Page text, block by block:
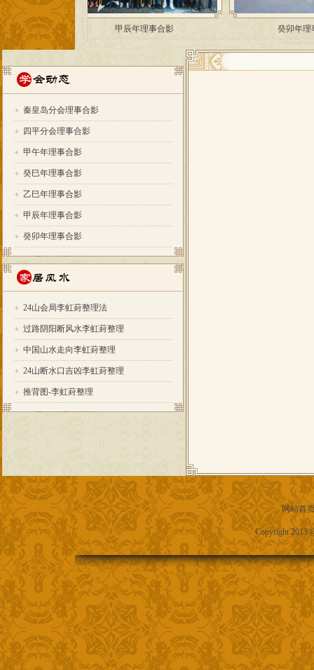
秦皇岛分会理事合影
四平分会理事合影
甲午年理事合影
癸巳年理事合影
乙巳年理事合影
甲辰年理事合影
癸卯年理事合影
24山会局李虹葑整理法
过路阴阳断风水李虹葑整理
中国山水走向李虹葑整理
24山断水口吉凶李虹葑整理
推背图-李虹葑整理
网站首
Copyright 2013